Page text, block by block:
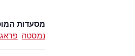
מסעדות
נמסטה